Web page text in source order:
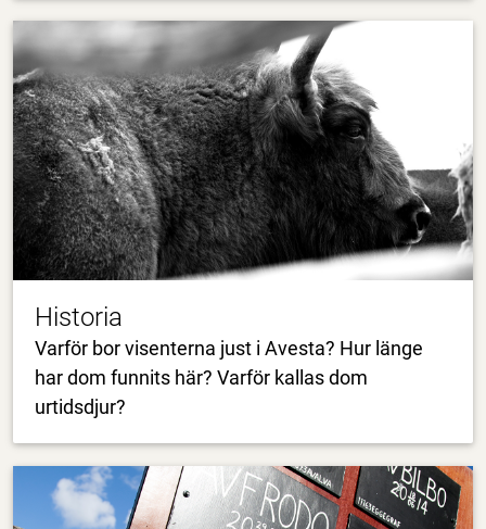
Historia
Varför bor visenterna just i Avesta? Hur länge
har dom funnits här? Varför kallas dom
urtidsdjur?